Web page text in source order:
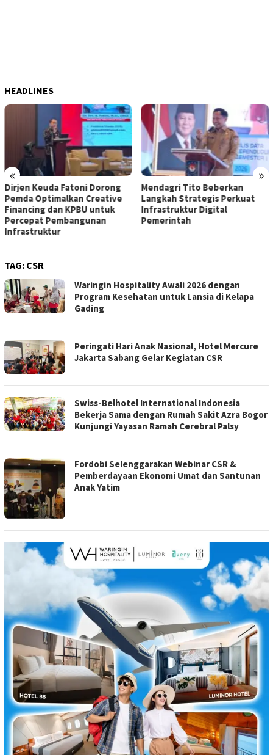
HEADLINES
« »
Dirjen Keuda Fatoni Dorong
Pemda Optimalkan Creative
Financing dan KPBU untuk
Percepat Pembangunan
Infrastruktur
Mendagri Tito Beberkan
Langkah Strategis Perkuat
Infrastruktur Digital
Pemerintah
TAG: CSR
Waringin Hospitality Awali 2026 dengan
Program Kesehatan untuk Lansia di Kelapa
Gading
Peringati Hari Anak Nasional, Hotel Mercure
Jakarta Sabang Gelar Kegiatan CSR
Swiss-Belhotel International Indonesia
Bekerja Sama dengan Rumah Sakit Azra Bogor
Kunjungi Yayasan Ramah Cerebral Palsy
Fordobi Selenggarakan Webinar CSR &
Pemberdayaan Ekonomi Umat dan Santunan
Anak Yatim